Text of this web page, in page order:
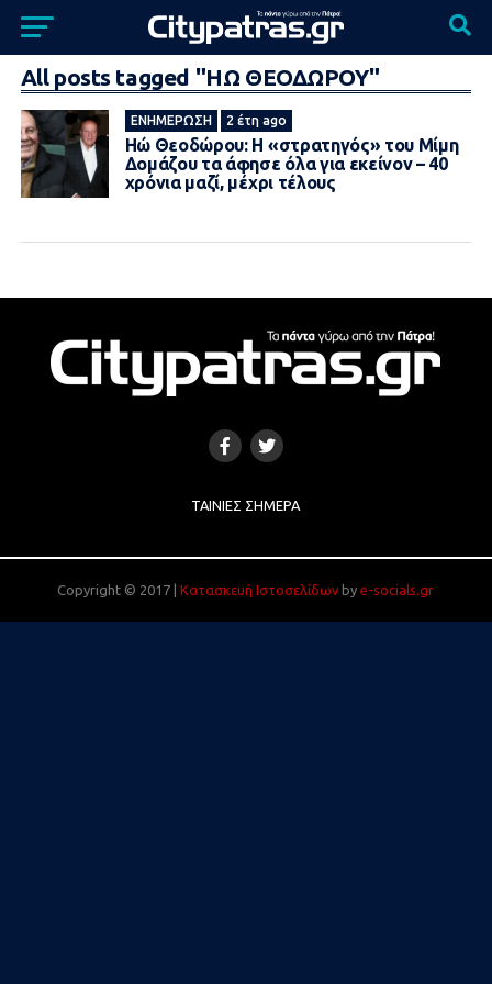
All posts tagged "ΗΩ ΘΕΟΔΩΡΟΥ"
ΕΝΗΜΈΡΩΣΗ 2 έτη ago
Ηώ Θεοδώρου: Η «στρατηγός» του Μίμη
Δομάζου τα άφησε όλα για εκείνον – 40
χρόνια μαζί, μέχρι τέλους
ΤΑΙΝΊΕΣ ΣΉΜΕΡΑ
Copyright © 2017 |Κατασκευή Ιστοσελίδων bye-socials.gr